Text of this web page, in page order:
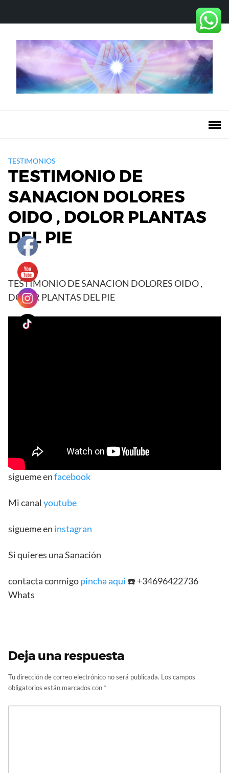
contenido
TESTIMONIOS
TESTIMONIO DE
SANACION DOLORES
OIDO , DOLOR PLANTAS
DEL PIE
TESTIMONIO DE SANACION DOLORES OIDO ,
DOLOR PLANTAS DEL PIE
sigueme enfacebook
Mi canal youtube
sigueme en instagran
Si quieres una Sanación
contacta conmigopincha aqui ☎️ +34696422736
Whats
Deja una respuesta
Tu dirección de correo electrónico no será publicada. Los campos
obligatorios están marcados con *